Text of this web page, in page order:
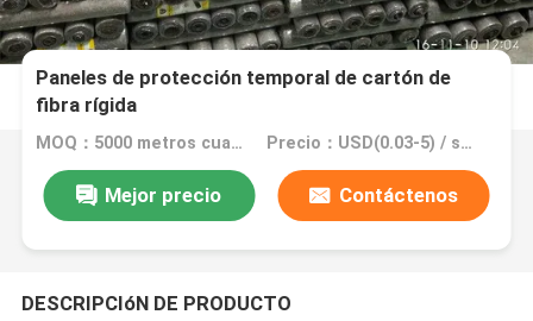
Paneles de protección temporal de cartón de
fibra rígida
MOQ：5000 metros cuadrados, 10000 metros cuadrados con la impresión Precio：USD(0.03-5) / square meter
Mejor precio Contáctenos
DESCRIPCIóN DE PRODUCTO